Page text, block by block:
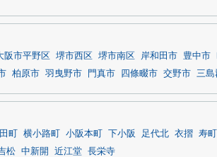
阪市平野区 堺市西区 堺市南区 岸和田市 豊中市
柏原市 羽曳野市 門真市 四條畷市 交野市 三島
町 横小路町 小阪本町 下小阪 足代北 衣摺 寿町
松 中新開 近江堂 長栄寺